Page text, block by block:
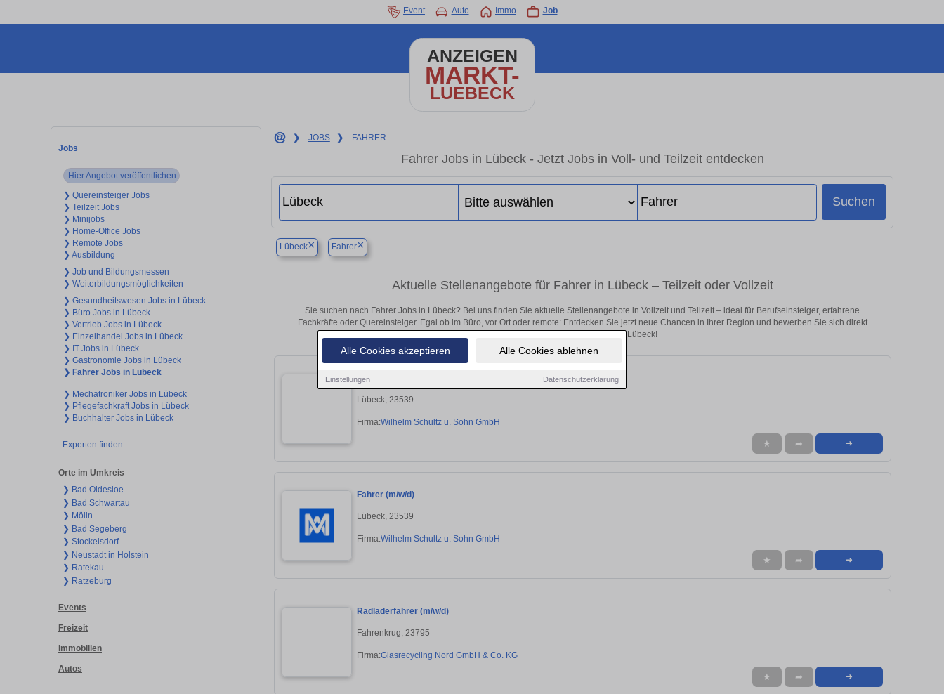
Alle Cookies akzeptieren Alle Cookies ablehnen
Einstellungen Datenschutzerklärung
Event Auto Immo Job
ANZEIGEN
MARKT-
LUEBECK
Jobs
Hier Angebot veröffentlichen
❯ Quereinsteiger Jobs
❯ Teilzeit Jobs
❯ Minijobs
❯ Home-Office Jobs
❯ Remote Jobs
❯ Ausbildung
❯ Job und Bildungsmessen
❯ Weiterbildungsmöglichkeiten
❯ Gesundheitswesen Jobs in Lübeck
❯ Büro Jobs in Lübeck
❯ Vertrieb Jobs in Lübeck
❯ Einzelhandel Jobs in Lübeck
❯ IT Jobs in Lübeck
❯ Gastronomie Jobs in Lübeck
❯ Fahrer Jobs in Lübeck
❯ Mechatroniker Jobs in Lübeck
❯ Pflegefachkraft Jobs in Lübeck
❯ Buchhalter Jobs in Lübeck
Experten finden
Orte im Umkreis
❯ Bad Oldesloe
❯ Bad Schwartau
❯ Mölln
❯ Bad Segeberg
❯ Stockelsdorf
❯ Neustadt in Holstein
❯ Ratekau
❯ Ratzeburg
Events
Freizeit
Immobilien
Autos
❯ JOBS ❯ FAHRER
Fahrer Jobs in Lübeck - Jetzt Jobs in Voll- und Teilzeit entdecken
Suchen
Lübeck× Fahrer×
Aktuelle Stellenangebote für Fahrer in Lübeck – Teilzeit oder Vollzeit
Sie suchen nach Fahrer Jobs in Lübeck? Bei uns finden Sie aktuelle Stellenangebote in Vollzeit und Teilzeit – ideal für Berufseinsteiger, erfahrene
Fachkräfte oder Quereinsteiger. Egal ob im Büro, vor Ort oder remote: Entdecken Sie jetzt neue Chancen in Ihrer Region und bewerben Sie sich direkt
auf passende Fahrer-Stellen in Lübeck!
Fahrer (m/w/d)
Lübeck, 23539
Firma:Wilhelm Schultz u. Sohn GmbH
★ ➦ ➜
Fahrer (m/w/d)
Lübeck, 23539
Firma:Wilhelm Schultz u. Sohn GmbH
★ ➦ ➜
Radladerfahrer (m/w/d)
Fahrenkrug, 23795
Firma:Glasrecycling Nord GmbH & Co. KG
★ ➦ ➜